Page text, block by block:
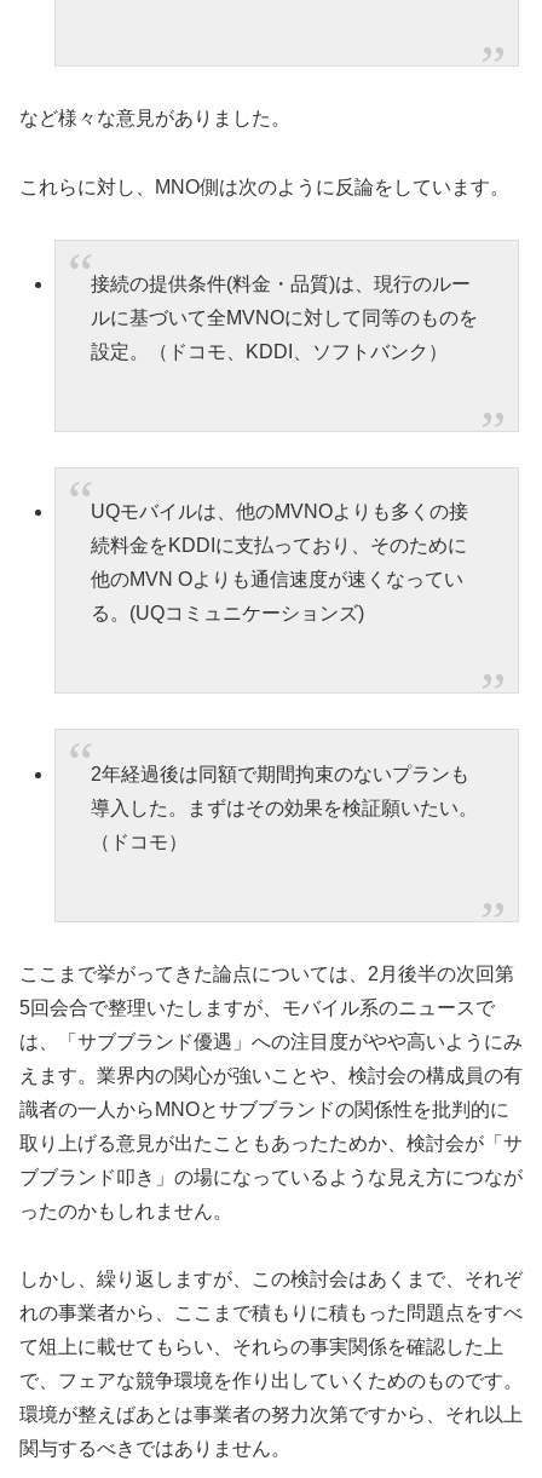
など様々な意見がありました。
これらに対し、MNO側は次のように反論をしています。
接続の提供条件(料金・品質)は、現行のルー
ルに基づいて全MVNOに対して同等のものを
設定。（ドコモ、KDDI、ソフトバンク）
UQモバイルは、他のMVNOよりも多くの接
続料金をKDDIに支払っており、そのために
他のMVN Oよりも通信速度が速くなってい
る。(UQコミュニケーションズ)
2年経過後は同額で期間拘束のないプランも
導入した。まずはその効果を検証願いたい。
（ドコモ）
ここまで挙がってきた論点については、2月後半の次回第
5回会合で整理いたしますが、モバイル系のニュースで
は、「サブブランド優遇」への注目度がやや高いようにみ
えます。業界内の関心が強いことや、検討会の構成員の有
識者の一人からMNOとサブブランドの関係性を批判的に
取り上げる意見が出たこともあったためか、検討会が「サ
ブブランド叩き」の場になっているような見え方につなが
ったのかもしれません。
しかし、繰り返しますが、この検討会はあくまで、それぞ
れの事業者から、ここまで積もりに積もった問題点をすべ
て俎上に載せてもらい、それらの事実関係を確認した上
で、フェアな競争環境を作り出していくためのものです。
環境が整えばあとは事業者の努力次第ですから、それ以上
関与するべきではありません。